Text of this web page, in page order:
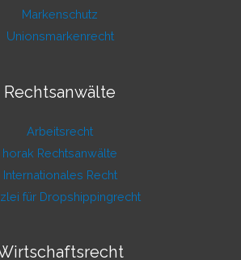
Markenschutz
Unionsmarkenrecht
Rechtsanwälte
Arbeitsrecht
horak Rechtsanwälte
Internationales Recht
für Dropshippingrecht